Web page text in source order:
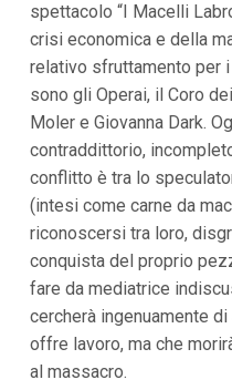
p
a
i
V
a
a
l
e
n
P
r
n
c
p
spettacolo “I Macelli
crisi economica e della
relativo sfruttamento per
sono gli Operai, il Coro
Moler e Giovanna Dark.
contraddittorio,
conflitto è tra lo
(intesi come carne da
riconoscersi tra loro,
conquista del proprio
fare da mediatrice
cercherà ingenuamente
offre lavoro, ma che
al massacro.